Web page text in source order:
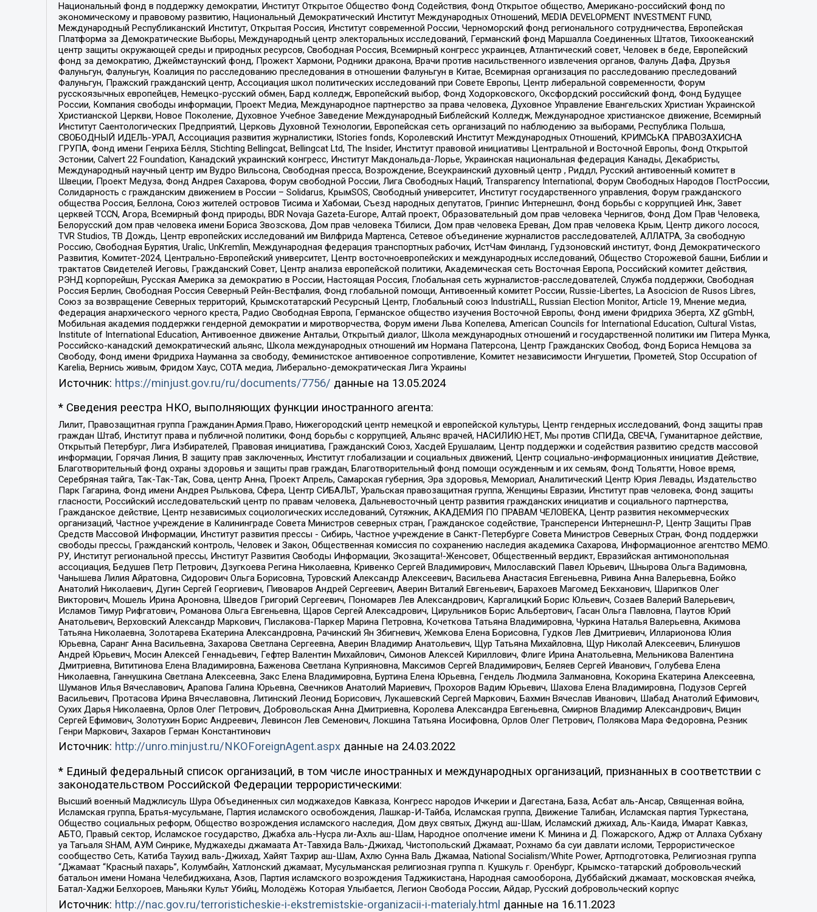
Национальный фонд в поддержку демократии, Институт Открытое Общество Фонд Содействия, Фонд Открытое общество, Американо-российский фонд по
экономическому и правовому развитию, Национальный Демократический Институт Международных Отношений, MEDIA DEVELOPMENT INVESTMENT FUND,
Международный Республиканский Институт, Открытая Россия, Институт современной России, Черноморский фонд регионального сотрудничества, Европейская
Платформа за Демократические Выборы, Международный центр электоральных исследований, Германский фонд Маршалла Соединенных Штатов, Тихоокеанский
центр защиты окружающей среды и природных ресурсов, Свободная Россия, Всемирный конгресс украинцев, Атлантический совет, Человек в беде, Европейский
фонд за демократию, Джеймстаунский фонд, Прожект Хармони, Родники дракона, Врачи против насильственного извлечения органов, Фалунь Дафа, Друзья
Фалуньгун, Фалуньгун, Коалиция по расследованию преследования в отношении Фалуньгун в Китае, Всемирная организация по расследованию преследований
Фалуньгун, Пражский гражданский центр, Ассоциация школ политических исследований при Совете Европы, Центр либеральной современности, Форум
русскоязычных европейцев, Немецко-русский обмен, Бард колледж, Европейский выбор, Фонд Ходорковского, Оксфордский российский фонд, Фонд Будущее
России, Компания свободы информации, Проект Медиа, Международное партнерство за права человека, Духовное Управление Евангельских Христиан Украинской
Христианской Церкви, Новое Поколение, Духовное Учебное Заведение Международный Библейский Колледж, Международное христианское движение, Всемирный
Институт Саентологических Предприятий, Церковь Духовной Технологии, Европейская сеть организаций по наблюдению за выборами, Республика Польша,
СВОБОДНЫЙ ИДЕЛЬ-УРАЛ, Ассоциация развития журналистики, IStories fonds, Королевский Институт Международных Отношений, КРИМСЬКА ПРАВОЗАХИСНА
ГРУПА, Фонд имени Генриха Бёлля, Stichting Bellingcat, Bellingcat Ltd, The Insider, Институт правовой инициативы Центральной и Восточной Европы, Фонд Открытой
Эстонии, Calvert 22 Foundation, Канадский украинский конгресс, Институт Макдональда-Лорье, Украинская национальная федерация Канады, Декабристы,
Международный научный центр им Вудро Вильсона, Свободная пресса, Возрождение, Всеукраинский духовный центр , Риддл, Русский антивоенный комитет в
Швеции, Проект Медуза, Фонд Андрея Сахарова, Форум свободной России, Лига Свободных Наций, Transparеncy International, Форум Свободных Народов ПостРоссии,
Солидарность с гражданским движением в России – Solidarus, КрымSOS, Свободный университет, Институт государственного управления, Форум гражданского
общества Россия, Беллона, Союз жителей островов Тисима и Хабомаи, Съезд народных депутатов, Гринпис Интернешнл, Фонд борьбы с коррупцией Инк, Завет
церквей TCCN, Агора, Всемирный фонд природы, BDR Novaja Gazeta-Europe, Алтай проект, Образовательный дом прав человека Чернигов, Фонд Дом Прав Человека,
Белорусский дом прав человека имени Бориса Звозскова, Дом прав человека Тбилиси, Дом прав человека Ереван, Дом прав человека Крым, Центр дикого лосося,
TVR Studios, ТВ Дождь, Центр европейских исследований им Вилфрида Мартенса, Сетевое объединение журналистов расследователей, АЛЛАТРА, За свободную
Россию, Свободная Бурятия, Uralic, UnKremlin, Международная федерация транспортных рабочих, ИстЧам Финланд, Гудзоновский институт, Фонд Демократического
Развития, Комитет-2024, Центрально-Европейский университет, Центр восточноевропейских и международных исследований, Общество Сторожевой башни, Библии и
трактатов Свидетелей Иеговы, Гражданский Совет, Центр анализа европейской политики, Академическая сеть Восточная Европа, Российский комитет действия,
РЭНД корпорейшн, Русская Америка за демократию в России, Настоящая Россия, Глобальная сеть журналистов-расследователей, Служба поддержки, Свободная
Россия Берлин, Свободная Россия Северный Рейн-Вестфалия, Фонд глобальной помощи, Антивоенный комитет России, Russie-Libertes, La Asocicion de Rusos Libres,
Союз за возвращение Северных территорий, Крымскотатарский Ресурсный Центр, Глобальный союз IndustriALL, Russian Election Monitor, Article 19, Мнение медиа,
Федерация анархического черного креста, Радио Свободная Европа, Германское общество изучения Восточной Европы, Фонд имени Фридриха Эберта, XZ gGmbH,
Мобильная академия поддержки гендерной демократии и миротворчества, Форум имени Льва Копелева, American Councils for International Education, Cultural Vistas,
Institute of International Education, Антивоенное движение Антальи, Открытый диалог, Школа международных отношений и государственной политики им Питера Мунка,
Российско-канадский демократический альянс, Школа международных отношений им Нормана Патерсона, Центр Гражданских Свобод, Фонд Бориса Немцова за
Свободу, Фонд имени Фридриха Науманна за свободу, Феминистское антивоенное сопротивление, Комитет независимости Ингушетии, Прометей, Stop Occupation of
Karelia, Вернись живым, Фридом Хаус, СОТА медиа, Либерально-демократическая Лига Украины
Источник: https://minjust.gov.ru/ru/documents/7756/ данные на 13.05.2024
* Сведения реестра НКО, выполняющих функции иностранного агента:
Лилит, Правозащитная группа Гражданин.Армия.Право, Нижегородский центр немецкой и европейской культуры, Центр гендерных исследований, Фонд защиты прав
граждан Штаб, Институт права и публичной политики, Фонд борьбы с коррупцией, Альянс врачей, НАСИЛИЮ.НЕТ, Мы против СПИДа, СВЕЧА, Гуманитарное действие,
Открытый Петербург, Лига Избирателей, Правовая инициатива, Гражданский Союз, Хасдей Ерушалаим, Центр поддержки и содействия развитию средств массовой
информации, Горячая Линия, В защиту прав заключенных, Институт глобализации и социальных движений, Центр социально-информационных инициатив Действие,
Благотворительный фонд охраны здоровья и защиты прав граждан, Благотворительный фонд помощи осужденным и их семьям, Фонд Тольятти, Новое время,
Серебряная тайга, Так-Так-Так, Сова, центр Анна, Проект Апрель, Самарская губерния, Эра здоровья, Мемориал, Аналитический Центр Юрия Левады, Издательство
Парк Гагарина, Фонд имени Андрея Рылькова, Сфера, Центр СИБАЛЬТ, Уральская правозащитная группа, Женщины Евразии, Институт прав человека, Фонд защиты
гласности, Российский исследовательский центр по правам человека, Дальневосточный центр развития гражданских инициатив и социального партнерства,
Гражданское действие, Центр независимых социологических исследований, Сутяжник, АКАДЕМИЯ ПО ПРАВАМ ЧЕЛОВЕКА, Центр развития некоммерческих
организаций, Частное учреждение в Калининграде Совета Министров северных стран, Гражданское содействие, Трансперенси Интернешнл-Р, Центр Защиты Прав
Средств Массовой Информации, Институт развития прессы - Сибирь, Частное учреждение в Санкт-Петербурге Совета Министров Северных Стран, Фонд поддержки
свободы прессы, Гражданский контроль, Человек и Закон, Общественная комиссия по сохранению наследия академика Сахарова, Информационное агентство МЕМО.
РУ, Институт региональной прессы, Институт Развития Свободы Информации, Экозащита!-Женсовет, Общественный вердикт, Евразийская антимонопольная
ассоциация, Бедушев Петр Петрович, Дзугкоева Регина Николаевна, Кривенко Сергей Владимирович, Милославский Павел Юрьевич, Шнырова Ольга Вадимовна,
Чанышева Лилия Айратовна, Сидорович Ольга Борисовна, Туровский Александр Алексеевич, Васильева Анастасия Евгеньевна, Ривина Анна Валерьевна, Бойко
Анатолий Николаевич, Дугин Сергей Георгиевич, Пивоваров Андрей Сергеевич, Аверин Виталий Евгеньевич, Барахоев Магомед Бекханович, Шарипков Олег
Викторович, Мошель Ирина Ароновна, Шведов Григорий Сергеевич, Пономарев Лев Александрович, Каргалицкий Борис Юльевич, Созаев Валерий Валерьевич,
Исламов Тимур Рифгатович, Романова Ольга Евгеньевна, Щаров Сергей Алексадрович, Цирульников Борис Альбертович, Гасан Ольга Павловна, Паутов Юрий
Анатольевич, Верховский Александр Маркович, Пислакова-Паркер Марина Петровна, Кочеткова Татьяна Владимировна, Чуркина Наталья Валерьевна, Акимова
Татьяна Николаевна, Золотарева Екатерина Александровна, Рачинский Ян Збигневич, Жемкова Елена Борисовна, Гудков Лев Дмитриевич, Илларионова Юлия
Юрьевна, Саранг Анна Васильевна, Захарова Светлана Сергеевна, Аверин Владимир Анатольевич, Щур Татьяна Михайловна, Щур Николай Алексеевич, Блинушов
Андрей Юрьевич, Мосин Алексей Геннадьевич, Гефтер Валентин Михайлович, Симонов Алексей Кириллович, Флиге Ирина Анатольевна, Мельникова Валентина
Дмитриевна, Вититинова Елена Владимировна, Баженова Светлана Куприяновна, Максимов Сергей Владимирович, Беляев Сергей Иванович, Голубева Елена
Николаевна, Ганнушкина Светлана Алексеевна, Закс Елена Владимировна, Буртина Елена Юрьевна, Гендель Людмила Залмановна, Кокорина Екатерина Алексеевна,
Шуманов Илья Вячеславович, Арапова Галина Юрьевна, Свечников Анатолий Мариевич, Прохоров Вадим Юрьевич, Шахова Елена Владимировна, Подузов Сергей
Васильевич, Протасова Ирина Вячеславовна, Литинский Леонид Борисович, Лукашевский Сергей Маркович, Бахмин Вячеслав Иванович, Шабад Анатолий Ефимович,
Сухих Дарья Николаевна, Орлов Олег Петрович, Добровольская Анна Дмитриевна, Королева Александра Евгеньевна, Смирнов Владимир Александрович, Вицин
Сергей Ефимович, Золотухин Борис Андреевич, Левинсон Лев Семенович, Локшина Татьяна Иосифовна, Орлов Олег Петрович, Полякова Мара Федоровна, Резник
Генри Маркович, Захаров Герман Константинович
Источник: http://unro.minjust.ru/NKOForeignAgent.aspxданные на 24.03.2022
* Единый федеральный список организаций, в том числе иностранных и международных организаций, признанных в соответствии с
законодательством Российской Федерации террористическими:
Высший военный Маджлисуль Шура Объединенных сил моджахедов Кавказа, Конгресс народов Ичкерии и Дагестана, База, Асбат аль-Ансар, Священная война,
Исламская группа, Братья-мусульмане, Партия исламского освобождения, Лашкар-И-Тайба, Исламская группа, Движение Талибан, Исламская партия Туркестана,
Общество социальных реформ, Общество возрождения исламского наследия, Дом двух святых, Джунд аш-Шам, Исламский джихад, Аль-Каида, Имарат Кавказ,
АБТО, Правый сектор, Исламское государство, Джабха аль-Нусра ли-Ахль аш-Шам, Народное ополчение имени К. Минина и Д. Пожарского, Аджр от Аллаха Субхану
уа Тагьаля SHAM, АУМ Синрике, Муджахеды джамаата Ат-Тавхида Валь-Джихад, Чистопольский Джамаат, Рохнамо ба суи давлати исломи, Террористическое
сообщество Сеть, Катиба Таухид валь-Джихад, Хайят Тахрир аш-Шам, Ахлю Сунна Валь Джамаа, National Socialism/White Power, Артподготовка, Религиозная группа
“Джамаат “Красный пахарь”, Колумбайн, Хатлонский джамаат, Мусульманская религиозная группа п. Кушкуль г. Оренбург, Крымско-татарский добровольческий
батальон имени Номана Челебиджихана, Азов, Партия исламского возрождения Таджикистана, Народная самооборона, Дуббайский джамаат, московская ячейка,
Батал-Хаджи Белхороев, Маньяки Культ Убийц, Молодёжь Которая Улыбается, Легион Свобода России, Айдар, Русский добровольческий корпус
Источник: http://nac.gov.ru/terroristicheskie-i-ekstremistskie-organizacii-i-materialy.html данные на 16.11.2023